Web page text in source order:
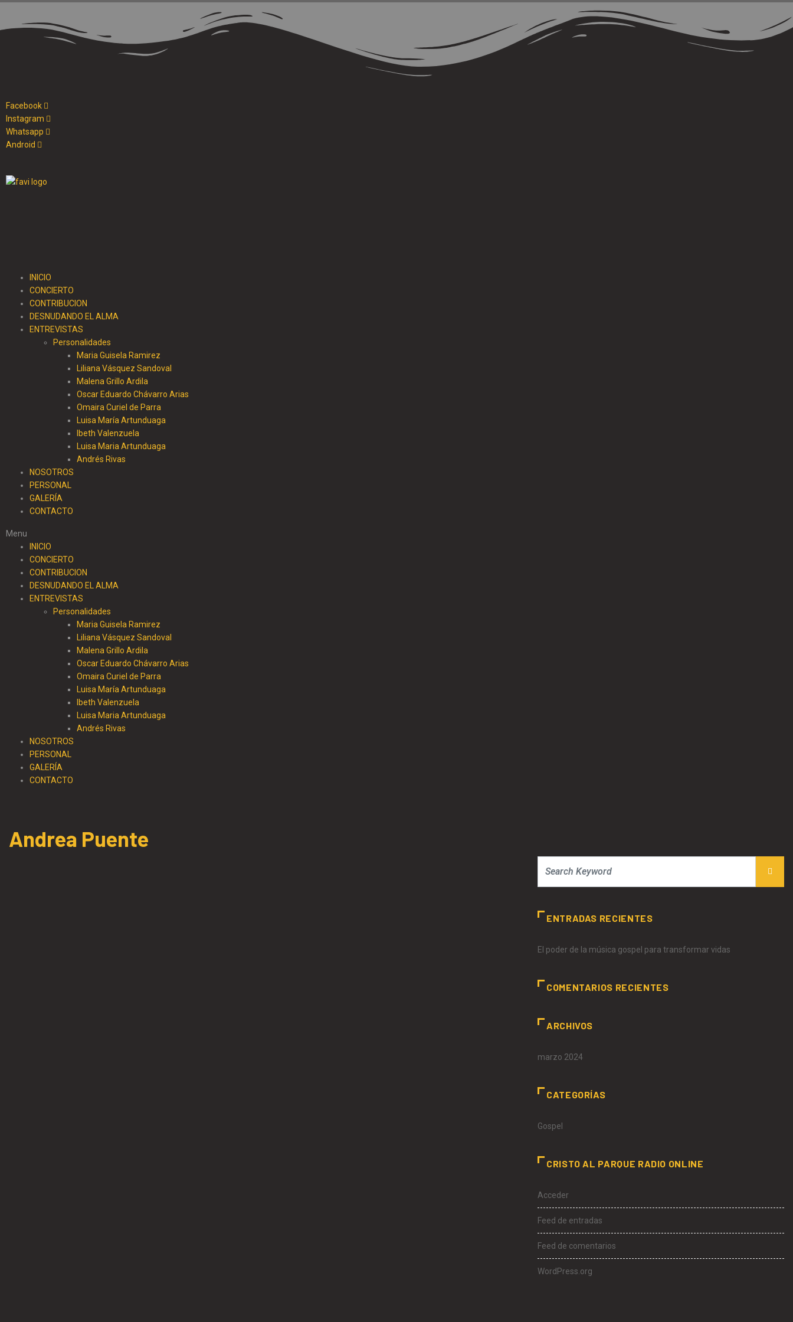
Facebook
Instagram
Whatsapp
Android
INICIO
CONCIERTO
CONTRIBUCION
DESNUDANDO EL ALMA
ENTREVISTAS
Personalidades
Maria Guisela Ramirez
Liliana Vásquez Sandoval
Malena Grillo Ardila
Oscar Eduardo Chávarro Arias
Omaira Curiel de Parra
Luisa María Artunduaga
Ibeth Valenzuela
Luisa Maria Artunduaga
Andrés Rivas
NOSOTROS
PERSONAL
GALERÍA
CONTACTO
Menu
INICIO
CONCIERTO
CONTRIBUCION
DESNUDANDO EL ALMA
ENTREVISTAS
Personalidades
Maria Guisela Ramirez
Liliana Vásquez Sandoval
Malena Grillo Ardila
Oscar Eduardo Chávarro Arias
Omaira Curiel de Parra
Luisa María Artunduaga
Ibeth Valenzuela
Luisa Maria Artunduaga
Andrés Rivas
NOSOTROS
PERSONAL
GALERÍA
CONTACTO
Andrea Puente
ENTRADAS RECIENTES
El poder de la música gospel para transformar vidas
COMENTARIOS RECIENTES
ARCHIVOS
marzo 2024
CATEGORÍAS
Gospel
CRISTO AL PARQUE RADIO ONLINE
Acceder
Feed de entradas
Feed de comentarios
WordPress.org